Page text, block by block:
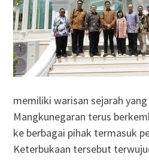
memiliki warisan sejarah
Mangkunegaran terus
ke berbagai pihak termasuk
Keterbukaan tersebut